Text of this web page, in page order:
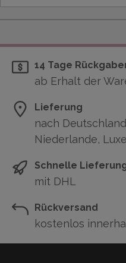
14 Tage
ab Erhalt der
Lieferung
nach
Niederlande,
Schnelle
mit DHL
Rückversand
kostenlos